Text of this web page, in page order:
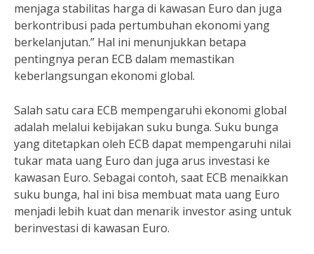
menjaga stabilitas harga di kawasan Euro dan juga
berkontribusi pada pertumbuhan ekonomi yang
berkelanjutan.” Hal ini menunjukkan betapa
pentingnya peran ECB dalam memastikan
keberlangsungan ekonomi global.
Salah satu cara ECB mempengaruhi ekonomi global
adalah melalui kebijakan suku bunga. Suku bunga
yang ditetapkan oleh ECB dapat mempengaruhi nilai
tukar mata uang Euro dan juga arus investasi ke
kawasan Euro. Sebagai contoh, saat ECB menaikkan
suku bunga, hal ini bisa membuat mata uang Euro
menjadi lebih kuat dan menarik investor asing untuk
berinvestasi di kawasan Euro.